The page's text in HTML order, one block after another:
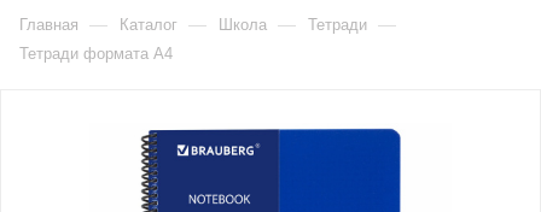
Главная — Каталог — Школа — Тетради —
Тетради формата А4